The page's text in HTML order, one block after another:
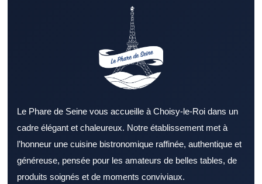
Le Phare de Seine vous accueille à Choisy-le-Roi dans un
cadre élégant et chaleureux. Notre établissement met à
l’honneur une cuisine bistronomique raffinée, authentique et
généreuse, pensée pour les amateurs de belles tables, de
produits soignés et de moments conviviaux.